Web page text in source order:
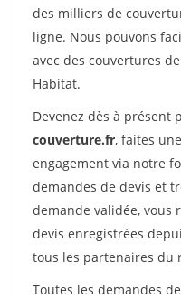
des milliers de
ligne. Nous pouvons
avec des couvertures
Habitat.
Devenez dès à présent
couverture.fr, faites
engagement via notre
demandes de devis et
demande validée, vous
devis enregistrées
tous les partenaires du
Toutes les demandes